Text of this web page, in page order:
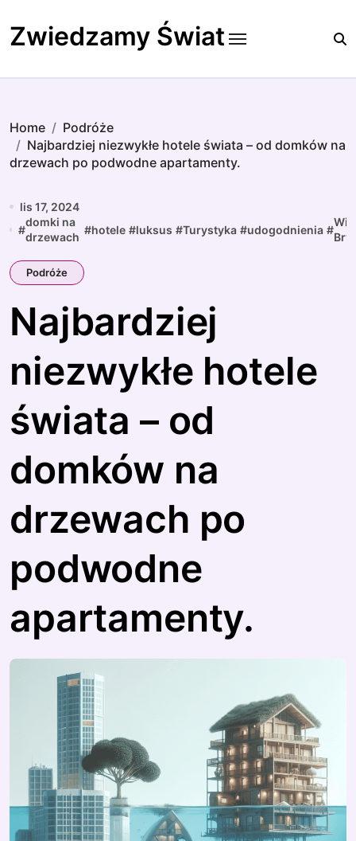
to
content
Zwiedzamy Świat
Home
Podróże
Najbardziej niezwykłe hotele świata – od domków na
drzewach po podwodne apartamenty.
lis 17, 2024
#
domki na
drzewach
#hotele #luksus #Turystyka #udogodnienia #
Bryt
Podróże
Najbardziej
niezwykłe hotele
świata – od
domków na
drzewach po
podwodne
apartamenty.